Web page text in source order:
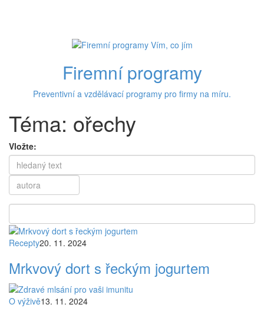
Firemní programy
Preventivní a vzdělávací programy pro firmy na míru.
Téma: ořechy
Vložte:
Recepty20. 11. 2024
Mrkvový dort s řeckým jogurtem
O výživě13. 11. 2024